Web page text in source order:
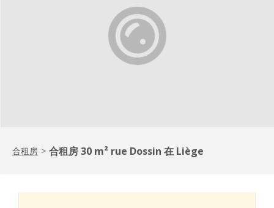
合租房 > 合租房 30 m² rue Dossin 在 Liège